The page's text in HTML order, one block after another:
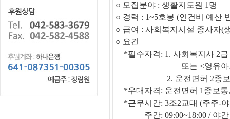
○ 모집분야 : 생활지도원 1 명
○ 경력 : 1~5호봉 (인건비 예산
○ 급여 : 사회복지시설 종사자(
○ 요건
*필수자격: 1. 사회복지사 2
또는 <영유
2. 운전면허 2종
*우대자격: 운전면허 1종보
*근무시간: 3조2교대 (주주-
주간: 09:00~18:00 / 야간